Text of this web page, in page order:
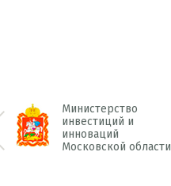
Министерство
инвестиций и
инноваций
Московской области